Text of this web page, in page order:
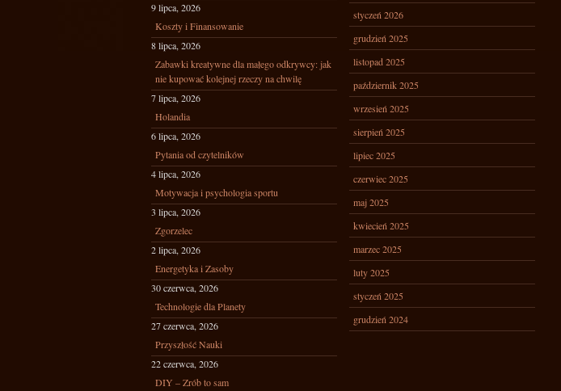
9 lipca, 2026
Koszty i Finansowanie
8 lipca, 2026
Zabawki kreatywne dla małego odkrywcy: jak
nie kupować kolejnej rzeczy na chwilę
7 lipca, 2026
Holandia
6 lipca, 2026
Pytania od czytelników
4 lipca, 2026
Motywacja i psychologia sportu
3 lipca, 2026
Zgorzelec
2 lipca, 2026
Energetyka i Zasoby
30 czerwca, 2026
Technologie dla Planety
27 czerwca, 2026
Przyszłość Nauki
22 czerwca, 2026
DIY – Zrób to sam
styczeń 2026
grudzień 2025
listopad 2025
październik 2025
wrzesień 2025
sierpień 2025
lipiec 2025
czerwiec 2025
maj 2025
kwiecień 2025
marzec 2025
luty 2025
styczeń 2025
grudzień 2024